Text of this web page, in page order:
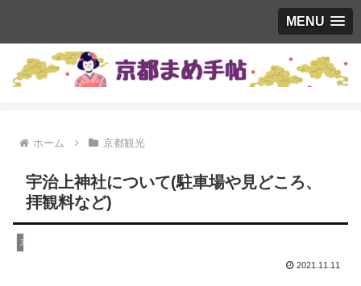
MENU
ホーム 京都観光
宇治上神社について(駐車場や見どころ、
拝観料など)
京都観光
2021.11.11